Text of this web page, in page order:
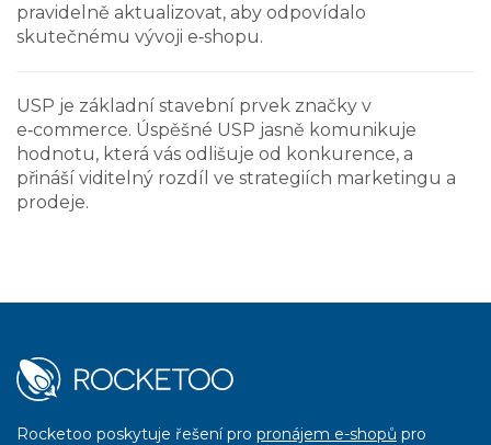
pravidelně aktualizovat, aby odpovídalo
skutečnému vývoji e‑shopu.
USP je základní stavební prvek značky v
e‑commerce. Úspěšné USP jasně komunikuje
hodnotu, která vás odlišuje od konkurence, a
přináší viditelný rozdíl ve strategiích marketingu a
prodeje.
Rocketoo poskytuje řešení pro pronájem e-shopů pro